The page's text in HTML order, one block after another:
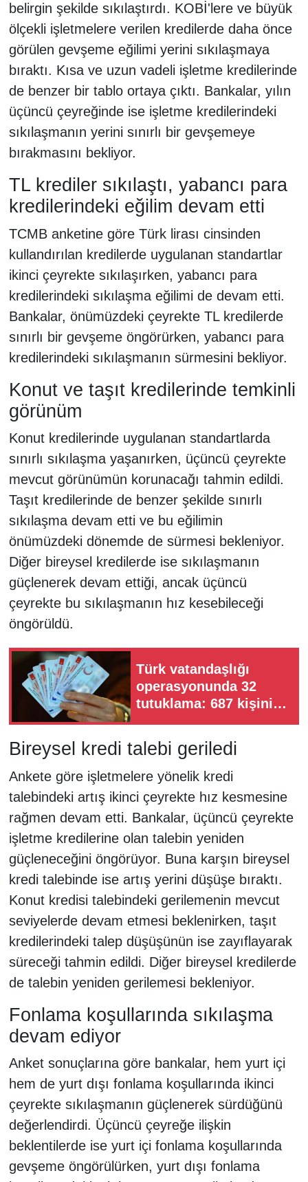
belirgin şekilde sıkılaştırdı. KOBİ'lere ve büyük
ölçekli işletmelere verilen kredilerde daha önce
görülen gevşeme eğilimi yerini sıkılaşmaya
bıraktı. Kısa ve uzun vadeli işletme kredilerinde
de benzer bir tablo ortaya çıktı. Bankalar, yılın
üçüncü çeyreğinde ise işletme kredilerindeki
sıkılaşmanın yerini sınırlı bir gevşemeye
bırakmasını bekliyor.
TL krediler sıkılaştı, yabancı para
kredilerindeki eğilim devam etti
TCMB anketine göre Türk lirası cinsinden
kullandırılan kredilerde uygulanan standartlar
ikinci çeyrekte sıkılaşırken, yabancı para
kredilerindeki sıkılaşma eğilimi de devam etti.
Bankalar, önümüzdeki çeyrekte TL kredilerde
sınırlı bir gevşeme öngörürken, yabancı para
kredilerindeki sıkılaşmanın sürmesini bekliyor.
Konut ve taşıt kredilerinde temkinli
görünüm
Konut kredilerinde uygulanan standartlarda
sınırlı sıkılaşma yaşanırken, üçüncü çeyrekte
mevcut görünümün korunacağı tahmin edildi.
Taşıt kredilerinde de benzer şekilde sınırlı
sıkılaşma devam etti ve bu eğilimin
önümüzdeki dönemde de sürmesi bekleniyor.
Diğer bireysel kredilerde ise sıkılaşmanın
güçlenerek devam ettiği, ancak üçüncü
çeyrekte bu sıkılaşmanın hız kesebileceği
öngörüldü.
Türk vatandaşlığı
operasyonunda 32
tutuklama: 687 kişinin
edilecek
Bireysel kredi talebi geriledi
Ankete göre işletmelere yönelik kredi
talebindeki artış ikinci çeyrekte hız kesmesine
rağmen devam etti. Bankalar, üçüncü çeyrekte
işletme kredilerine olan talebin yeniden
güçleneceğini öngörüyor. Buna karşın bireysel
kredi talebinde ise artış yerini düşüşe bıraktı.
Konut kredisi talebindeki gerilemenin mevcut
seviyelerde devam etmesi beklenirken, taşıt
kredilerindeki talep düşüşünün ise zayıflayarak
süreceği tahmin edildi. Diğer bireysel kredilerde
de talebin yeniden gerilemesi bekleniyor.
Fonlama koşullarında sıkılaşma
devam ediyor
Anket sonuçlarına göre bankalar, hem yurt içi
hem de yurt dışı fonlama koşullarında ikinci
çeyrekte sıkılaşmanın güçlenerek sürdüğünü
değerlendirdi. Üçüncü çeyreğe ilişkin
beklentilerde ise yurt içi fonlama koşullarında
gevşeme öngörülürken, yurt dışı fonlama